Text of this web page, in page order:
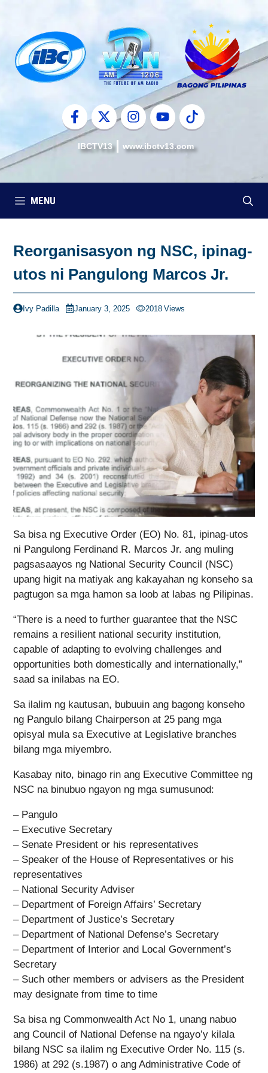
content
IBCTV13 www.ibctv13.com
MENU
Reorganisasyon ng NSC, ipinag-
utos ni Pangulong Marcos Jr.
Ivy Padilla January 3, 2025 2018 Views
Sa bisa ng Executive Order (EO) No. 81, ipinag-utos
ni Pangulong Ferdinand R. Marcos Jr. ang muling
pagsasaayos ng National Security Council (NSC)
upang higit na matiyak ang kakayahan ng konseho sa
pagtugon sa mga hamon sa loob at labas ng Pilipinas.
“There is a need to further guarantee that the NSC
remains a resilient national security institution,
capable of adapting to evolving challenges and
opportunities both domestically and internationally,”
saad sa inilabas na EO.
Sa ilalim ng kautusan, bubuuin ang bagong konseho
ng Pangulo bilang Chairperson at 25 pang mga
opisyal mula sa Executive at Legislative branches
bilang mga miyembro.
Kasabay nito, binago rin ang Executive Committee ng
NSC na binubuo ngayon ng mga sumusunod:
– Pangulo
– Executive Secretary
– Senate President or his representatives
– Speaker of the House of Representatives or his
representatives
– National Security Adviser
– Department of Foreign Affairs’ Secretary
– Department of Justice’s Secretary
– Department of National Defense’s Secretary
– Department of Interior and Local Government’s
Secretary
– Such other members or advisers as the President
may designate from time to time
Sa bisa ng Commonwealth Act No 1, unang nabuo
ang Council of National Defense na ngayo’y kilala
bilang NSC sa ilalim ng Executive Order No. 115 (s.
1986) at 292 (s.1987) o ang Administrative Code of